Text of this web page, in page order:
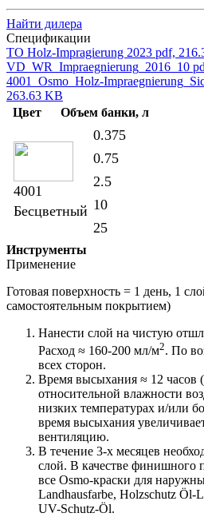
Найти дилера
Спецификации
ТО Holz-Impragierung 2023 pdf,
VD_WR_Impraegnierung_2016_10
4001_Osmo_Holz-
263.63 KB
Цвет
Объем банки, л
4001
Бесцветный
0.375
0.75
2.5
10
25
Инструменты
Применение
Готовая поверхность = 1 день, 1
самостоятельным покрытием)
Нанести слой на чистую
Расход ≈ 160-200 мл/м2. По
всех сторон.
Время высыхания ≈ 12 часов
относительной влажности
низких температурах и/или
время высыхания
вентиляцию.
В течение 3-х месяцев
слой. В качестве финишного
все Osmo-краски для
Landhausfarbe, Holzschutz Öl-
UV-Schutz-Öl.